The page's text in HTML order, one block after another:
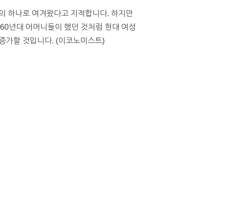
하나로 여겨왔다고 지적합니다. 하지만
년대 어머니들이 했던 것처럼 현대 여성
가할 것입니다. (이코노미스트)